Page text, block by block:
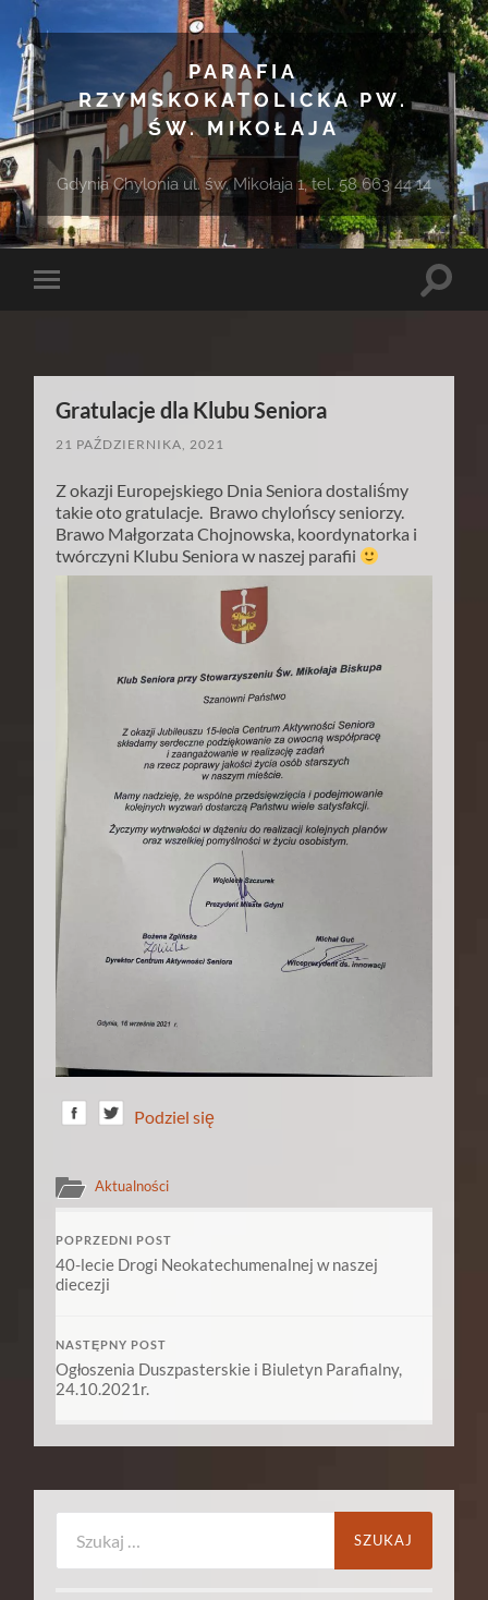
PARAFIA
RZYMSKOKATOLICKA PW.
ŚW. MIKOŁAJA
Gdynia Chylonia ul. św. Mikołaja 1, tel. 58 663 44 14
Toggle
Toggle
Gratulacje dla Klubu Seniora
21 PAŹDZIERNIKA, 2021
Z okazji Europejskiego Dnia Seniora dostaliśmy
takie oto gratulacje. Brawo chylońscy seniorzy.
Brawo Małgorzata Chojnowska, koordynatorka i
twórczyni Klubu Seniora w naszej parafii
Podziel się
Aktualności
POPRZEDNI POST
40-lecie Drogi Neokatechumenalnej w naszej
diecezji
NASTĘPNY POST
Ogłoszenia Duszpasterskie i Biuletyn Parafialny,
24.10.2021r.